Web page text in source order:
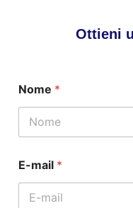
Ottieni
Nome *
E-mail *